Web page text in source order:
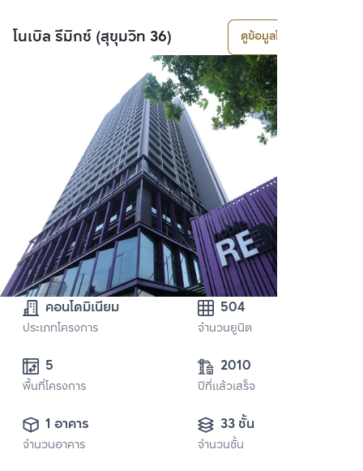
โนเบิล รีมิกซ์ (สุขุมวิท 36) ดูข้อมูลโครงการ
คอนโดมิเนียม
ประเภทโครงการ
504
จำนวนยูนิต
พื้นที่โครงการ
2010
ปีที่แล้วเสร็จ
1 อาคาร
จำนวนอาคาร
33 ชั้น
จำนวนชั้น